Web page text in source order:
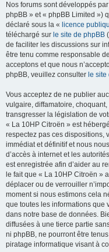
Nos forums sont développés
phpBB » et « phpBB Limited »)
déclaré sous la « licence
téléchargé sur le site de phpBB
de faciliter les discussions sur
être tenu comme responsable
acceptons et que nous
phpBB, veuillez consulter le
Vous acceptez de ne publier
vulgaire, diffamatoire,
transgresser la législation de
« La 10HP Citroën » est
respectez pas ces dispositions,
immédiat et définitif et nous
d’accès à internet et les
est enregistrée afin d’aider au
le fait que « La 10HP Citroën »
déplacer ou de verrouiller
moment si nous estimons cela
que toutes les informations que
dans notre base de données.
diffusées à une tierce partie
ni phpBB, ne pourront être
piratage informatique visant à